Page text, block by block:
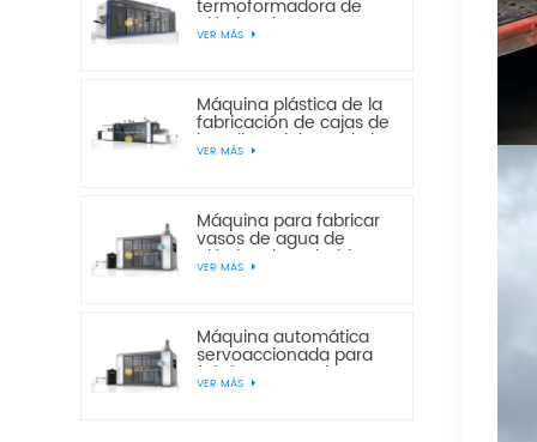
termoformadora de
plástico de cuatro
estaciones
650
VER MÁS
Máquina plástica de la
fabricación de cajas de
la galleta del pan de la
torta de la estación del
VER MÁS
Máquina para fabricar
vasos de agua de
plástico desechables
servoautomáticos
VER MÁS
Máquina automática
servoaccionada para
fabricar vasos de agua
desechables de
VER MÁS